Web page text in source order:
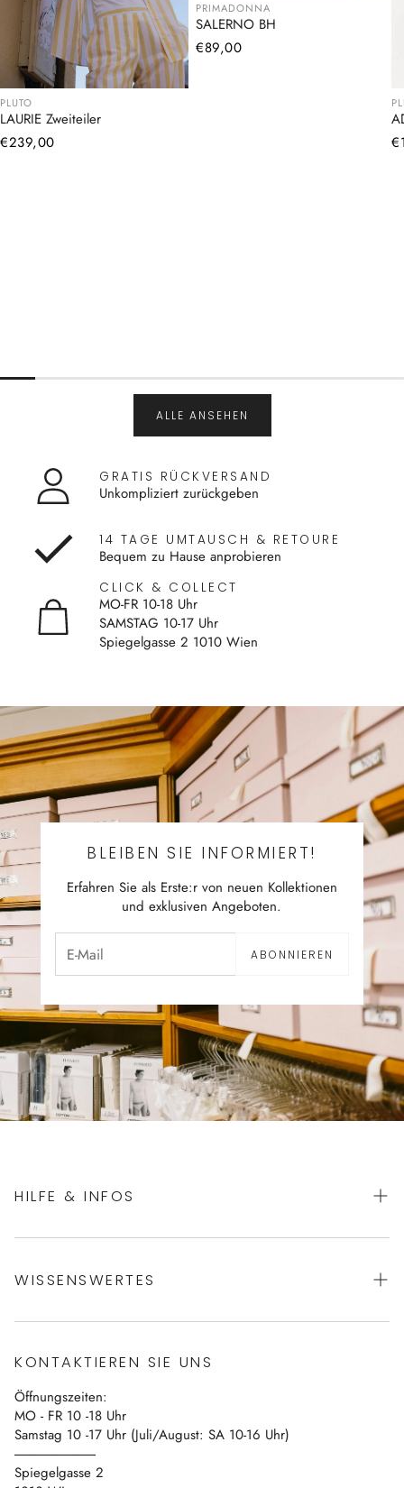
PLUTO
LAURIE Zweiteiler
Normaler
€239,00
PRIMADONNA
SALERNO BH
Normaler
€89,00
ALLE ANSEHEN
GRATIS RÜCKVERSAND
Unkompliziert zurückgeben
14 TAGE UMTAUSCH & RETOURE
Bequem zu Hause anprobieren
CLICK & COLLECT
MO-FR 10-18 Uhr
SAMSTAG 10-17 Uhr
Spiegelgasse 2 1010 Wien
BLEIBEN SIE INFORMIERT!
Erfahren Sie als Erste:r von neuen Kollektionen
und exklusiven Angeboten.
ABONNIEREN
HILFE & INFOS
Datenschutz
Impressum
Vertrag widerrufen
WISSENSWERTES
Blog
Kontakt
KONTAKTIEREN SIE UNS
Öffnungszeiten:
MO - FR 10 -18 Uhr
Samstag 10 -17 Uhr (Juli/August: SA 10-16 Uhr)
------------------------------
Spiegelgasse 2